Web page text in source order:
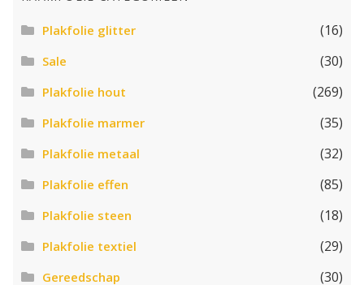
Plakfolie glitter (16)
Sale (30)
Plakfolie hout (269)
Plakfolie marmer (35)
Plakfolie metaal (32)
Plakfolie effen (85)
Plakfolie steen (18)
Plakfolie textiel (29)
Gereedschap (30)